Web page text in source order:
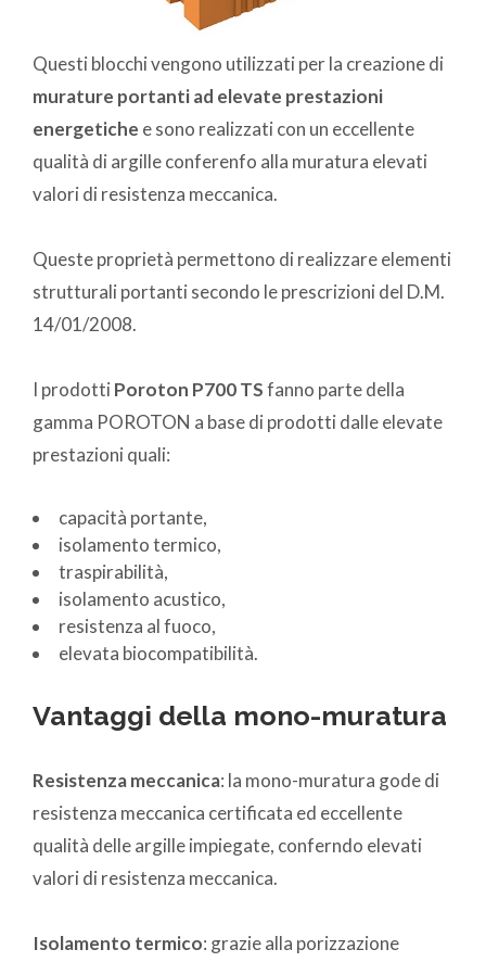
Questi blocchi vengono utilizzati per la creazione di
murature portanti ad elevate prestazioni
energetiche e sono realizzati con un eccellente
qualità di argille conferenfo alla muratura elevati
valori di resistenza meccanica.
Queste proprietà permettono di realizzare elementi
strutturali portanti secondo le prescrizioni del D.M.
14/01/2008.
I prodotti Poroton P700 TSfanno parte della
gamma POROTON a base di prodotti dalle elevate
prestazioni quali:
capacità portante,
isolamento termico,
traspirabilità,
isolamento acustico,
resistenza al fuoco,
elevata biocompatibilità.
Vantaggi della mono-muratura
Resistenza meccanica: la mono-muratura gode di
resistenza meccanica certificata ed eccellente
qualità delle argille impiegate, conferndo elevati
valori di resistenza meccanica.
Isolamento termico: grazie alla porizzazione